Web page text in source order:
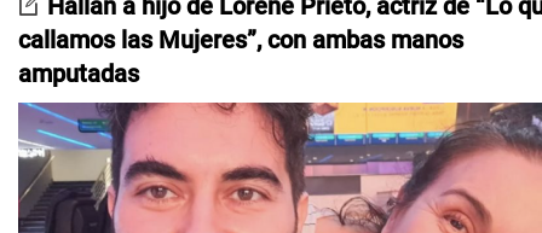
Hallan a hijo de Lorene Prieto, actriz de “Lo
callamos las Mujeres”, con ambas manos
amputadas